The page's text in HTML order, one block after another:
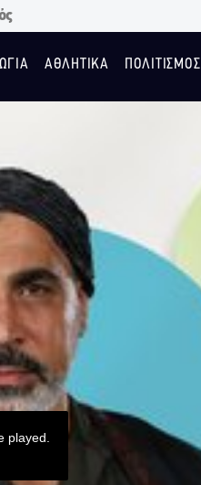
ΑΘΛΗΤΙΚΑ ΠΟΛΙΤΙΣΜΟΣ
played.